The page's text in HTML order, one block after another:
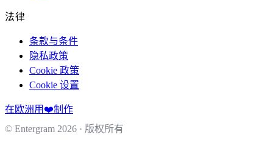
法律
条款与条件
隐私政策
Cookie 政策
Cookie 设置
在欧洲用❤️制作
© Entergram 2026 · 版权所有